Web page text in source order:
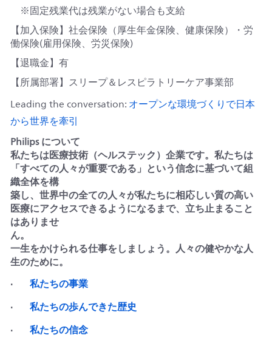
※固定残業代は残業がない場合も支給
【加入保険】社会保険（厚生年金保険、健康保険）・労
働保険(雇用保険、労災保険)
【退職金】有
【所属部署】スリープ＆レスピラトリーケア事業部
Leading the conversation:オープンな環境づくりで日本
から世界を牽引
Philips について
私たちは医療技術（ヘルステック）企業です。私たちは
「すべての人々が重要である」という信念に基づいて組
織全体を構
築し、世界中の全ての人々が私たちに相応しい質の高い
医療にアクセスできるようになるまで、立ち止まること
はありませ
ん。
一生をかけられる仕事をしましょう。人々の健やかな人
生のために。
· 私たちの事業
· 私たちの歩んできた歴史
· 私たちの信念